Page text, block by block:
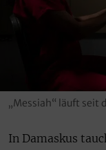
„Messiah“ läuft seit
In Damaskus